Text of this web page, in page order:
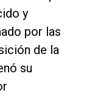
y
por las
de la
su